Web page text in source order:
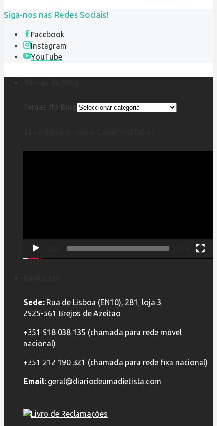
Siga-nos nas Redes Sociais!
Facebook
Instagram
YouTube
Temas do Blog
Sede: Rua de Lisboa (EN10), 281, loja 3
2925-561 Brejos de Azeitão
+351 918 038 135 (chamada para rede móvel
nacional)
+351 212 190 321 (chamada para rede fixa nacional)
Email: geral@diariodeumadietista.com